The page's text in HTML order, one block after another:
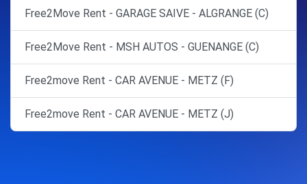
Free2Move Rent - GARAGE SAIVE - ALGRANGE (C)
Free2Move Rent - MSH AUTOS - GUENANGE (C)
Free2move Rent - CAR AVENUE - METZ (F)
Free2move Rent - CAR AVENUE - METZ (J)